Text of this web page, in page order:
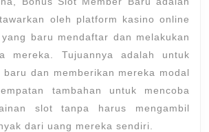
oleh platform kasino online
baru mendaftar dan melakukan
mereka. Tujuannya adalah untuk
baru dan memberikan mereka modal
tambahan untuk mencoba
slot tanpa harus mengambil
dari uang mereka sendiri.